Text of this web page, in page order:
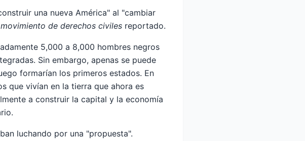
una nueva América" ​​al "cambiar
de derechos civiles reportado.
5,000 a 8,000 hombres negros
Sin embargo, apenas se puede
formarían los primeros estados. En
que vivían en la tierra que ahora es
a construir la capital y la economía
luchando por una "propuesta".